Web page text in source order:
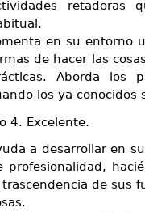
retadoras
en su entorno
de hacer las
Aborda los
los ya conocidos
4. Excelente.
a desarrollar en
profesionalidad,
trascendencia de sus